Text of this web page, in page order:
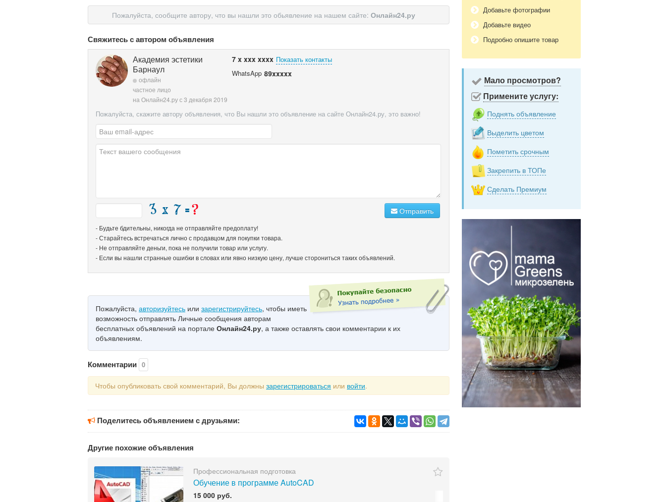
Пожалуйста, сообщите автору, что вы нашли это обьявление на нашем сайте: Онлайн24.ру
Свяжитесь с автором объявления
Академия эстетики
Барнаул
офлайн
частное лицо
на Онлайн24.ру с 3 декабря 2019
7 x xxx xxxx Показать контакты
WhatsApp 89xxxxx
Пожалуйста, скажите автору объявления, что Вы нашли это объявление на сайте Онлайн24.ру, это важно!
Отправить
- Будьте бдительны, никогда не отправляйте предоплату!
- Старайтесь встречаться лично с продавцом для покупки товара.
- Не отправляйте деньги, пока не получили товар или услугу.
- Если вы нашли странные ошибки в словах или явно низкую цену, лучше сторониться таких объявлений.
Пожалуйста, авторизуйтесь или зарегистрируйтесь, чтобы иметь
возможность отправлять Личные сообщения авторам
бесплатных объявлений на портале Онлайн24.ру, а также оставлять свои комментарии к их
объявлениям.
Комментарии 0
Чтобы опубликовать свой комментарий, Вы должны зарегистрироваться или войти.
Поделитесь объявлением с друзьями:
Другие похожие объявления
Профессиональная подготовка
Обучение в программе AutoCAD
15 000 руб.
Добавьте фотографии
Добавьте видео
Подробно опишите товар
Мало просмотров?
Примените услугу:
Поднять объявление
Выделить цветом
Пометить срочным
Закрепить в ТОПе
Сделать Премиум